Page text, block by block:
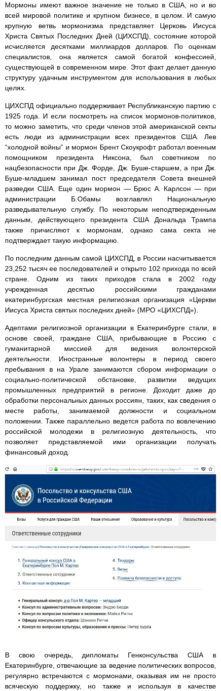
Мормоны имеют важное значение не только в США, но и во
всей мировой политике и крупном бизнесе, в целом. И самую
крупную ветвь мормонизма представляет Церковь Иисуса
Христа Святых Последних Дней (ЦИХСПД), состояние которой
исчисляется десятками миллиардов долларов. По оценкам
специалистов, она является самой богатой конфессией,
существующей в современном мире. Этот факт делает данную
структуру удачным инструментом для использования в любых
целях.
ЦИХСПД официально поддерживает Республиканскую партию с
1925 года. И если посмотреть на список мормонов-политиков,
то можно заметить, что среди членов этой американской секты
есть люди из администрации всех президентов США. Лев
“холодной войны” и мормон Брент Скоукрофт работал военным
помощником президента Никсона, был советником по
нацбезопасности при Дж. Форде, Дж. Буше-старшем, а при Дж.
Буше-младшем занимал пост председателя Совета внешней
разведки США. Еще один мормон — Брюс А. Карлсон — при
администрации Б.Обамы возглавлял Национальную
разведывательную службу. По некоторым неподтвержденным
данным, действующего президента США Дональда Трампа
также причисляют к мормонам, однако сама секта не
подтверждает такую информацию.
По последним данным самой ЦИХСПД, в России насчитывается
23,252 тысяч ее последователей и открыто 102 прихода по всей
стране. Одним из таких приходов стала в 2002 году
учрежденная десятью российскими гражданами
екатеринбургская местная религиозная организация «Церкви
Иисуса Христа святых последних дней» (МРО «ЦИХСПД»).
Адептами религиозной организации в Екатеринбурге стали, в
основе своей, граждане США, прибывающие в Россию с
гуманитарной миссией для ведения волонтерской
деятельности. Иностранные волонтеры в период своего
пребывания в на Урале занимаются сбором информации о
социально-политической обстановке, развитии ведущих
промышленных предприятий в регионе. Доходит даже до
обработки персональных данных россиян, таких, как сведения о
месте работы, занимаемой должности и социальном
положении. Также параллельно ведется работа по вовлечению
российской молодежи в религиозную деятельность, что
позволяет представляемой ими организации получать
финансовый доход.
В свою очередь, дипломаты Генконсульства США в
Екатеринбурге, отвечающие за ведение политических вопросов,
регулярно встречаются с мормонами, оказывая им не просто
всяческую поддержку, но также и используя в качестве